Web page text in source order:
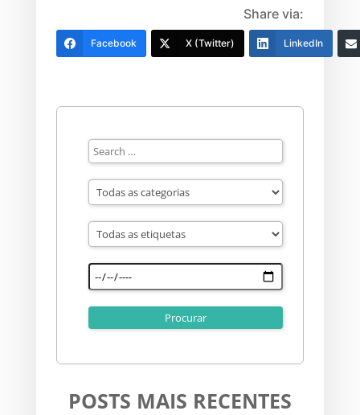
Share via:
Facebook X (Twitter) LinkedIn
POSTS MAIS RECENTES